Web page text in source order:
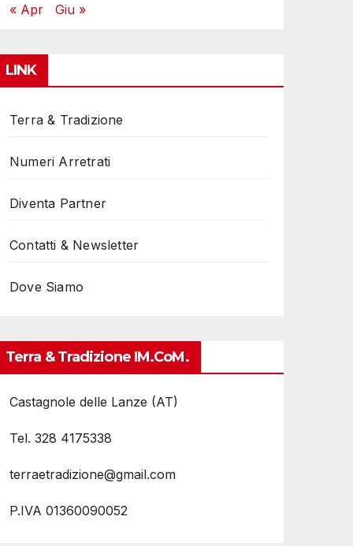
« Apr Giu »
LINK
Terra & Tradizione
Numeri Arretrati
Diventa Partner
Contatti & Newsletter
Dove Siamo
Terra & Tradizione IM.coM.
Castagnole delle Lanze (AT)
Tel. 328 4175338
terraetradizione@gmail.com
P.IVA 01360090052